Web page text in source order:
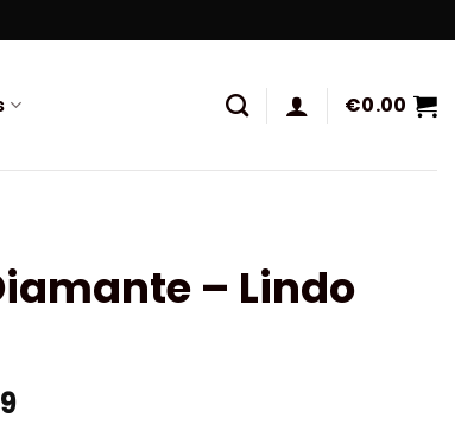
€0.00
– Lindo